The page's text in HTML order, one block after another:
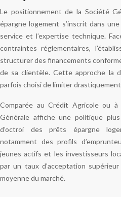
Le positionnement de la Société
épargne logement s’inscrit dans
service et l’expertise technique.
contraintes réglementaires,
structurer des financements
de sa clientèle. Cette approche la
parfois choisi de limiter
Comparée au Crédit Agricole ou à
Générale affiche une politique
d’octroi des prêts épargne
notamment des profils
jeunes actifs et les investisseurs
par un taux d’acceptation
moyenne du marché.